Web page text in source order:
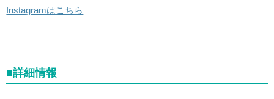
Instagramはこちら
■詳細情報